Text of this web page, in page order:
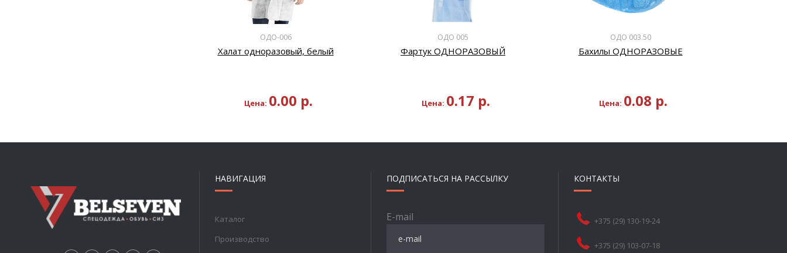
ОДО-006
Халат одноразовый, белый
Цена: 0.00 р.
ОДО 005
Фартук ОДНОРАЗОВЫЙ
Цена: 0.17 р.
ОДО 003.50
Бахилы ОДНОРАЗОВЫЕ
Цена: 0.08 р.
НАВИГАЦИЯ
Каталог
Производство
ПОДПИСАТЬСЯ НА РАССЫЛКУ
E-mail
КОНТАКТЫ
+375 (29) 130-19-24
+375 (29) 103-07-18